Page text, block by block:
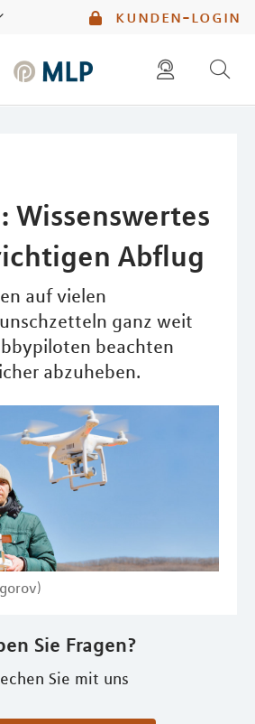
kunden-login
Wissenswertes
Abflug
auf vielen
ganz weit
beachten
abzuheben.
Sie Fragen?
Sie mit uns